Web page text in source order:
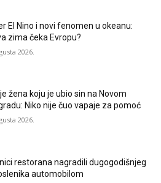
El Nino i novi fenomen u okeanu:
zima čeka Evropu?
2026.
žena koju je ubio sin na Novom
Niko nije čuo vapaje za pomoć
2026.
restorana nagradili dugogodišnjeg
automobilom